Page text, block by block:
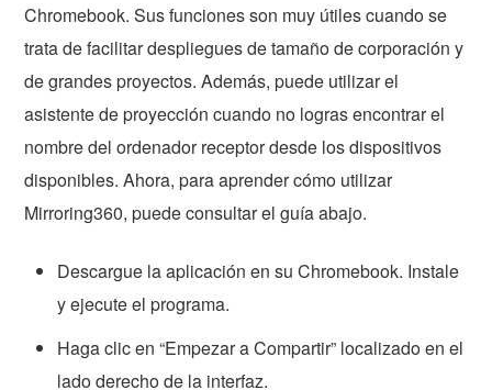
Chromebook. Sus funciones son muy útiles cuando se
trata de facilitar despliegues de tamaño de corporación y
de grandes proyectos. Además, puede utilizar el
asistente de proyección cuando no logras encontrar el
nombre del ordenador receptor desde los dispositivos
disponibles. Ahora, para aprender cómo utilizar
Mirroring360, puede consultar el guía abajo.
Descargue la aplicación en su Chromebook. Instale
y ejecute el programa.
Haga clic en “Empezar a Compartir” localizado en el
lado derecho de la interfaz.